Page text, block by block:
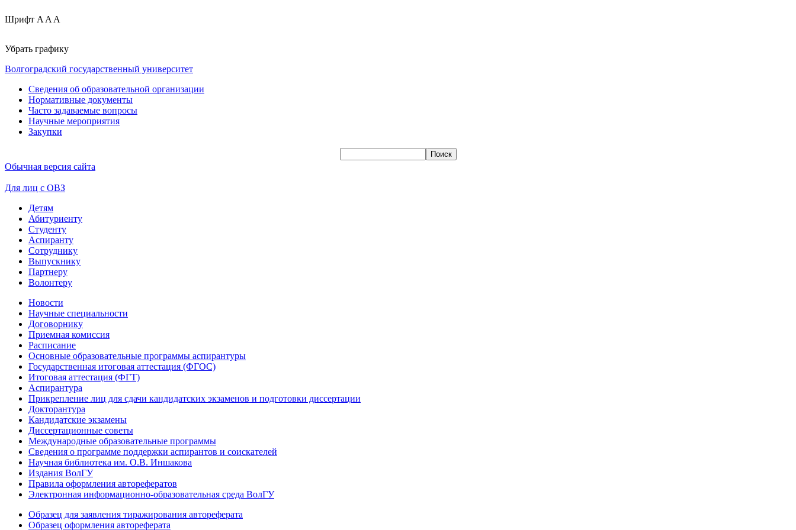
Шрифт A A A
Убрать графику
Волгоградский государственный университет
Сведения об образовательной организации
Нормативные документы
Часто задаваемые вопросы
Научные мероприятия
Закупки
Обычная версия сайта
Для лиц с ОВЗ
Детям
Абитуриенту
Студенту
Аспиранту
Сотруднику
Выпускнику
Партнеру
Волонтеру
Новости
Научные специальности
Договорнику
Приемная комиссия
Расписание
Основные образовательные программы аспирантуры
Государственная итоговая аттестация (ФГОС)
Итоговая аттестация (ФГТ)
Аспирантура
Прикрепление лиц для сдачи кандидатских экзаменов и подготовки диссертации
Докторантура
Кандидатские экзамены
Диссертационные советы
Международные образовательные программы
Сведения о программе поддержки аспирантов и соискателей
Научная библиотека им. О.В. Иншакова
Издания ВолГУ
Правила оформления авторефератов
Электронная информационно-образовательная среда ВолГУ
Образец для заявления тиражирования автореферата
Образец оформления автореферата